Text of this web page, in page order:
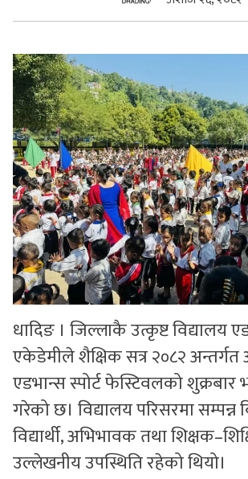
सुचनाहरु
स्वास्थ्य
भिडियो
धादिङ । जिल्लाकै उत्कृष्ट विद्यालय
एकेडेमीले शैक्षिक सत्र २०८२
एडभान्स स्पोर्ट फेस्टिवलको शुक्रबार
गरेको छ। विद्यालय परिसरमा सम्पन्न
विद्यार्थी, अभिभावक तथा
उल्लेखनीय उपस्थिति रहेको थियो।